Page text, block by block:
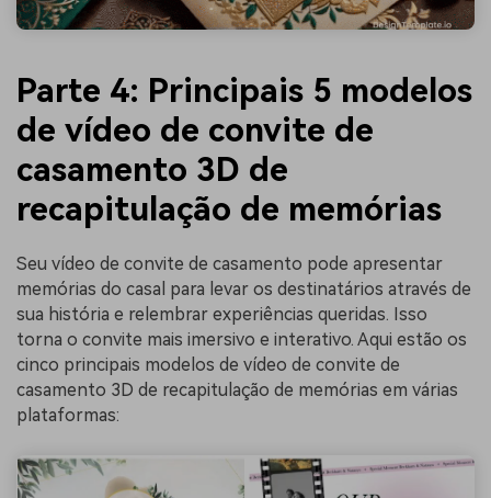
Parte 4: Principais 5 modelos
de vídeo de convite de
casamento 3D de
recapitulação de memórias
Seu vídeo de convite de casamento pode apresentar
memórias do casal para levar os destinatários através de
sua história e relembrar experiências queridas. Isso
torna o convite mais imersivo e interativo. Aqui estão os
cinco principais modelos de vídeo de convite de
casamento 3D de recapitulação de memórias em várias
plataformas: